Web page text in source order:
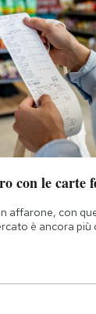
con le carte
affarone, con
è ancora